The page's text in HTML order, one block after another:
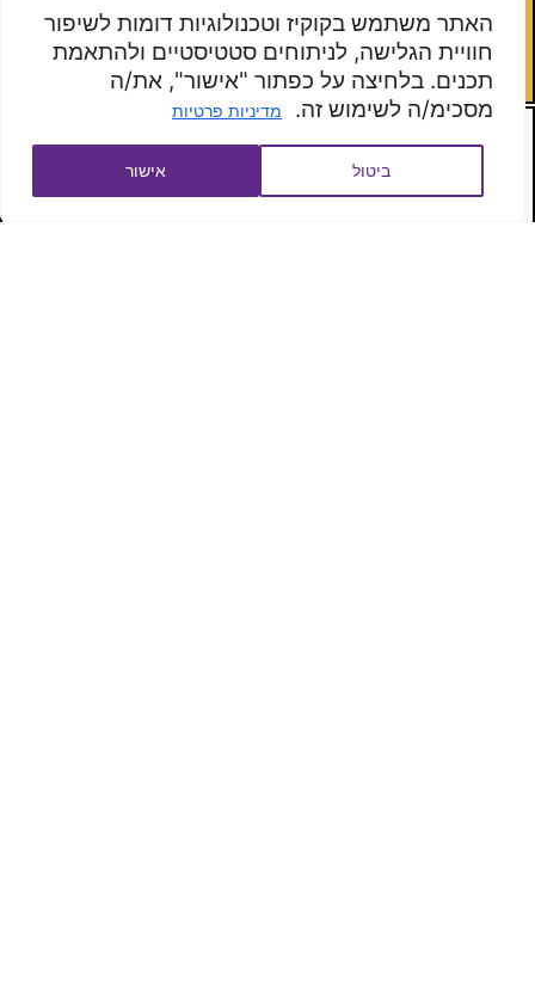
האתר משתמש בקוקיז וטכנולוגיות דומות לשיפור
חוויית הגלישה, לניתוחים סטטיסטיים ולהתאמת
תכנים. בלחיצה על כפתור "אישור", את/ה
מסכימ/ה לשימוש זה.
מדיניות פרטיות
ביטול אישור
התגשמויות…לקריאת מאמרה של יעל ערמוני
באדם עולם כנסו לכאן >>>